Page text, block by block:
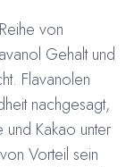
von
Gehalt und
Flavanolen
nachgesagt,
Kakao unter
Vorteil sein